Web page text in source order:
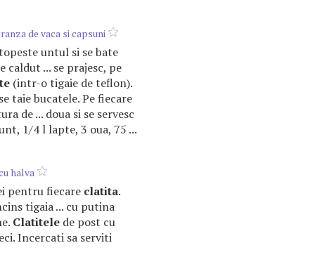
de vaca si capsuni
untul si se bate
caldut ... se prajesc, pe
(intr-o tigaie de teflon).
taie bucatele. Pe fiecare
de ... doua si se servesc
1/4 l lapte, 3 oua, 75 ...
halva
pentru fiecare clatita.
tigaia ... cu putina
Clatitele de post cu
Incercati sa serviti